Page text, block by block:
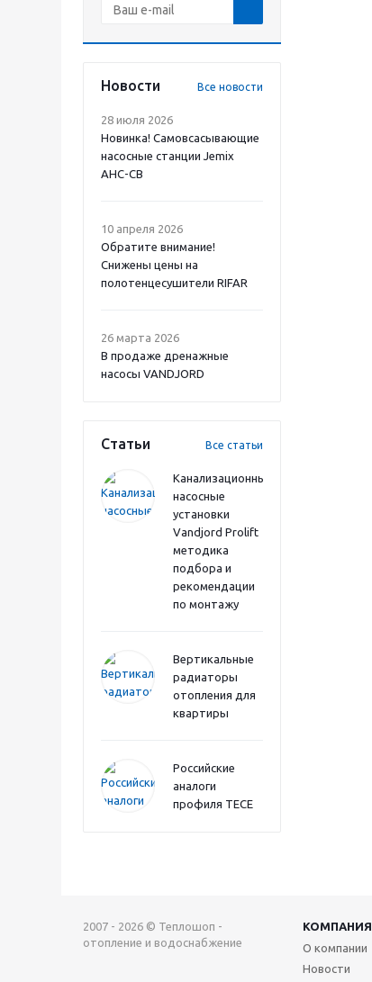
Новости Все новости
28 июля 2026
Новинка! Самовсасывающие
насосные станции Jemix
АНС-СВ
10 апреля 2026
Обратите внимание!
Снижены цены на
полотенцесушители RIFAR
26 марта 2026
В продаже дренажные
насосы VANDJORD
Статьи Все статьи
Канализационные
насосные
установки
Vandjord Prolift
методика
подбора и
рекомендации
по монтажу
Вертикальные
радиаторы
отопления для
квартиры
Российские
аналоги
профиля TECE
2007 - 2026 © Теплошоп -
отопление и водоснабжение
КОМПАНИЯ
О компании
Новости